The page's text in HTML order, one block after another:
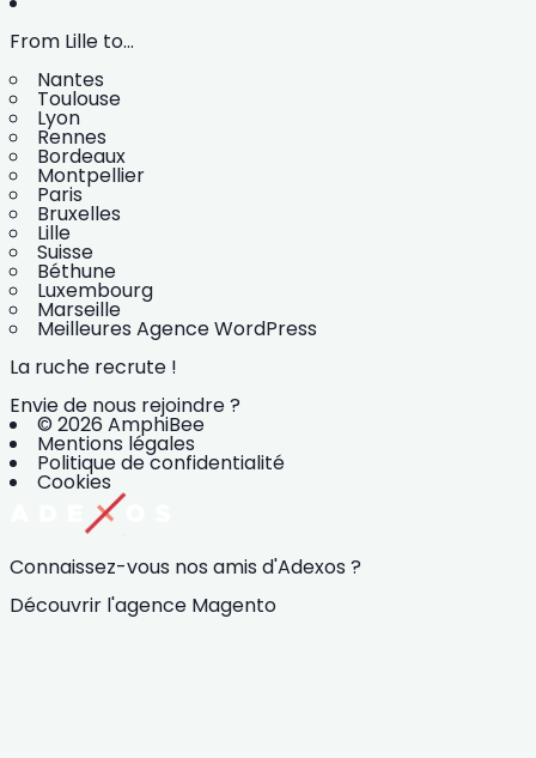
From Lille to...
Nantes
Toulouse
Lyon
Rennes
Bordeaux
Montpellier
Paris
Bruxelles
Lille
Suisse
Béthune
Luxembourg
Marseille
Meilleures Agence WordPress
La ruche recrute !
Envie de nous rejoindre ?
© 2026 AmphiBee
Mentions légales
Politique de confidentialité
Cookies
Connaissez-vous nos amis d'Adexos ?
Découvrir l'agence Magento